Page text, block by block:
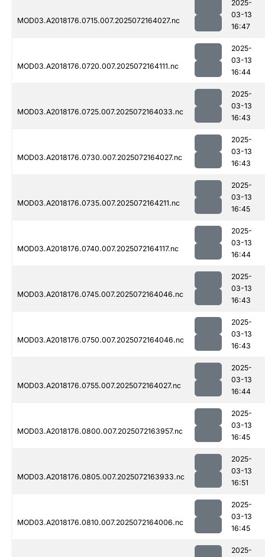
MOD03.A2018176.0715.007.2025072164027.nc
2025-
03-13
16:47
MOD03.A2018176.0720.007.2025072164111.nc
2025-
03-13
16:44
MOD03.A2018176.0725.007.2025072164033.nc
2025-
03-13
16:43
MOD03.A2018176.0730.007.2025072164027.nc
2025-
03-13
16:43
MOD03.A2018176.0735.007.2025072164211.nc
2025-
03-13
16:45
MOD03.A2018176.0740.007.2025072164117.nc
2025-
03-13
16:44
MOD03.A2018176.0745.007.2025072164046.nc
2025-
03-13
16:43
MOD03.A2018176.0750.007.2025072164046.nc
2025-
03-13
16:43
MOD03.A2018176.0755.007.2025072164027.nc
2025-
03-13
16:44
MOD03.A2018176.0800.007.2025072163957.nc
2025-
03-13
16:45
MOD03.A2018176.0805.007.2025072163933.nc
2025-
03-13
16:51
MOD03.A2018176.0810.007.2025072164006.nc
2025-
03-13
16:45
2025-